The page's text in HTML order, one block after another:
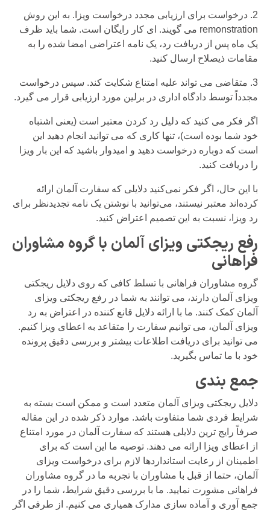
2. درخواست برای ارزیابی مجدد درخواست ویزا. به این روش
remonstration می گویند. ای کار رایگان است. شما باید ظرف
یک ماه پس از دریافت رد، یک نامه اعتراضی امضا شده را به
مقامات ذیصلاح ارسال کنید.
3. متقاضی می تواند علیه امتناع شکایت کند. سپس درخواست
مجدداً توسط دادگاه اداری در برلین مورد ارزیابی قرار می گیرد.
اگر فکر می کنید که دلیل رد کردن معتبر است (یعنی اشتباه
خود شما بوده است)، تنها کاری که می توانید انجام دهید این
است که دوباره درخواست دهید و امیدوار باشید که این بار ویزا
را دریافت کنید.
با این حال، اگر فکر نمی‌کنید دلایلی که سفارت آلمان ارائه
کرده‌اند معتبر نیستند، می‌توانید با نوشتن یک نامه تجدیدنظر برای
رد ویزا، نسبت به این تصمیم اعتراض کنید.
رفع ریجکتی ویزای آلمان با گروه مشاوران
فراهانی
گروه مشاوران فراهانی با تسلط کافی که روی دلایل ریجکتی
ویزای آلمان دارند، می توانند به شما در رفع ریجکتی ویزای
آلمان کمک کنند. ما با ارائه دلایل قانع کننده در اعتراض به رد
ویزای آلمان، می توانیم سفارت را متقاعد به اعطای ویزا کنیم.
می توانید برای دریافت اطلاعات بیشتر و بررسی دقیق پرونده
خود با ما تماس بگیرید.
جمع بندی
دلایل ریجکتی ویزای آلمان متعدد است و ممکن است بسته به
شرایط فردی شما متفاوت باشد. موارد ذکر شده در این مقاله
صرفاً رایج ترین دلایلی هستند که سفارت آلمان در مورد امتناع
از اعطای ویزا ارائه می دهند. توصیه ما این است که برای
اطمینان از رعایت استانداردها لازم برای درخواست ویزای
آلمان، حتما از قبل با مشاوران با تجربه ما در گروه مشاوران
فراهانی مشورت نمایید. ما با بررسی دقیق شرایط، شما را در
جمع آوری و آماده سازی مدارک همیاری می کنیم. از طرفی اگر